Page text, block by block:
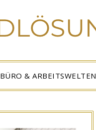
BÜRO & ARBEITSWELTEN